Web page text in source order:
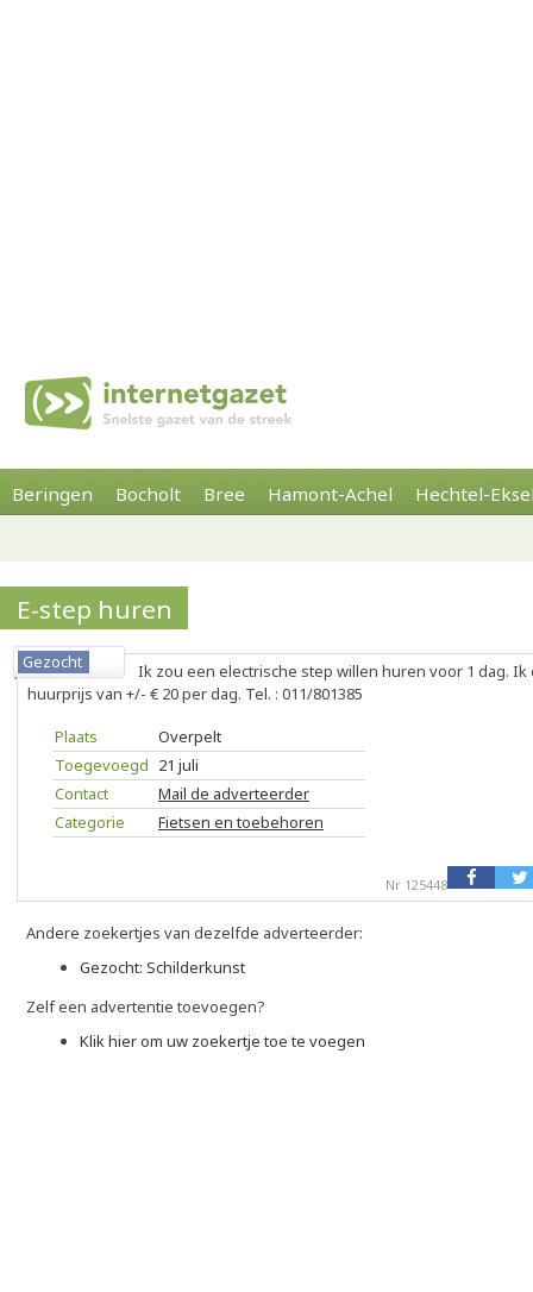
Beringen Bocholt Bree Hamont-Achel Hechtel-
E-step huren
Gezocht
Ik zou een electrische step willen huren voor 1 dag. Ik
huurprijs van +/- € 20 per dag. Tel. : 011/801385
Plaats
Overpelt
Toegevoegd 21 juli
Contact
Mail de adverteerder
Categorie
Fietsen en toebehoren
Nr 125448
Andere zoekertjes van dezelfde adverteerder:
Gezocht: Schilderkunst
Zelf een advertentie toevoegen?
Klik hier om uw zoekertje toe te voegen